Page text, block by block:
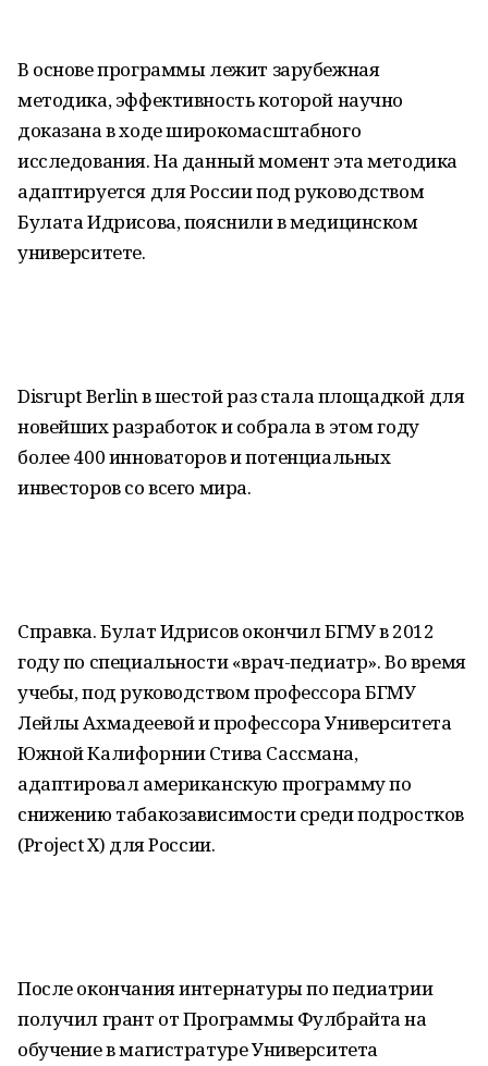
В основе программы лежит зарубежная
методика, эффективность которой научно
доказана в ходе широкомасштабного
исследования. На данный момент эта методика
адаптируется для России под руководством
Булата Идрисова, пояснили в медицинском
университете.
Disrupt Berlin в шестой раз стала площадкой для
новейших разработок и собрала в этом году
более 400 инноваторов и потенциальных
инвесторов со всего мира.
Справка. Булат Идрисов окончил БГМУ в 2012
году по специальности «врач-педиатр». Во время
учебы, под руководством профессора БГМУ
Лейлы Ахмадеевой и профессора Университета
Южной Калифорнии Стива Сассмана,
адаптировал американскую программу по
снижению табакозависимости среди подростков
(Project X) для России.
После окончания интернатуры по педиатрии
получил грант от Программы Фулбрайта на
обучение в магистратуре Университета